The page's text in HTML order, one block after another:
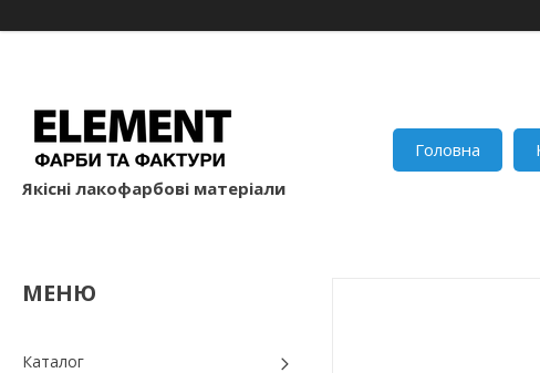
Якісні лакофарбові матеріали
Головна
Каталог